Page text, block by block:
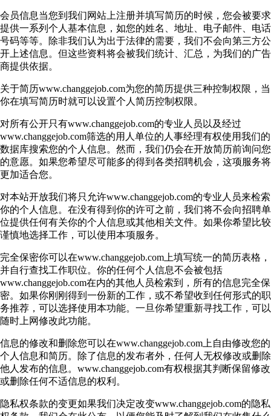
会员信息当您到我们网站上注册并填写简历的时候，您会被要求
提供一系列个人基本信息，如您的姓名、地址、电子邮件、电话
号码等等。除非我们认为出于法律的需要，我们不会向第三方公
开上述信息。但这些资料将会被我们统计、汇总，为我们的广告
商提供依据。
关于简历www.changgejob.com为您的简历提供三种控制权限，当
你在填写简历时就可以设置个人简历控制权限。
对所有公开只有www.changgejob.com的专业人员以及经过
www.changgejob.com筛选的用人单位的人事经理有权使用我们的
数据库搜索您的个人信息。然而，我们仍会在开放简历前询问您
的意愿。如果您希望尽可能多的得到各类招聘机会，这项服务将
更加适合您。
对本站开放我们将只允许www.changgejob.com的专业人员来检索
你的个人信息。在没有得到你的许可之前，我们将不会向招聘单
位提供任何有关你的个人信息或其他相关文件。如果你希望比较
谨慎地选择工作，可以使用本项服务。
完全保密你可以在www.changgejob.com上填写统一的简历表格，
并自行查找工作职位。你的任何个人信息不会被包括
www.changgejob.com在内的其他人员检索到，所有的信息完全保
密。如果你刚刚得到一份新的工作，或不希望收到任何形式的职
务推荐，可以选择使用本功能。一旦你希望重新寻找工作，可以
随时上网修改此功能。
信息的修改和删除您可以在www.changgejob.com上自由修改您的
个人信息和简历。除了信息的发布者外，任何人无权修改或删除
他人发布的信息。www.changgejob.com有权根据其判断保留修改
或删除任何不适信息的权利。
隐私权条款的变更如果我们决定改变www.changgejob.com的隐私